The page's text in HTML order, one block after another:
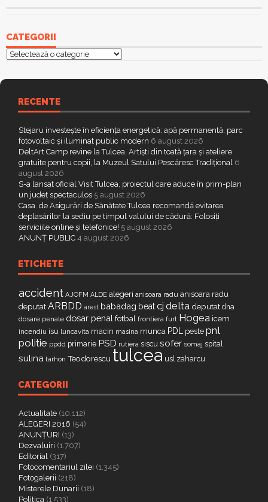
CATEGORII
Categorii
RECENTE
Stejaru investește în eficiența energetică: apă permanentă, parc
fotovoltaic și iluminat public modern 6 august 2026
DeltArt Camp revine la Tulcea. Artiști din toată țara și ateliere
gratuite pentru copii, la Muzeul Satului Pescăresc Tradițional 6
august 2026
S-a lansat oficial Visit Tulcea, proiectul care aduce în prim-plan
un județ spectaculos 5 august 2026
Casa de Asigurări de Sănătate Tulcea recomandă evitarea
deplasărilor la sediu pe timpul valului de cădură: Folosiți
serviciile online și telefonice! 5 august 2026
ANUNȚ PUBLIC 4 august 2026
ETICHETE
accident AJOFM ALDE alegeri anisoara radu anisoara radu
deputat ARBDD arest babadag beatcj delta deputat dna
dosare penale dosar penal fotbal frontiera furt Hogea icem
incendiu isu luncavita macin masina munca PDL peste pnl
politie ppdd primarie PSD rutiera siscu sofer somaj spital
sulina tarhon Teodorescu tulcea usl zaharcu
CATEGORII
Actualitate (10.112)
ALEGERI 2016 (54)
ANUNȚURI (13)
Dezvaluiri (1.707)
Editorial (317)
Fotocomentariul zilei (1.345)
Fotogalerii (218)
Misterele Dunarii (18)
Politica (1.533)